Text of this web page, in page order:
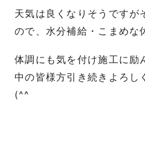
天気は良くなりそうですが
ので、水分補給・こまめな
体調にも気を付け施工に励
中の皆様方引き続きよろし
(^^ゞ